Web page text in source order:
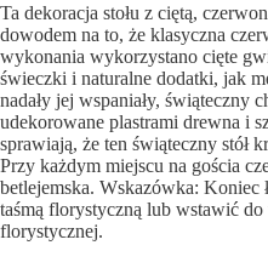
Ta dekoracja stołu z ciętą,
dowodem na to, że klasyczna
wykonania wykorzystano cięte
świeczki i naturalne dodatki, jak
nadały jej wspaniały, świąteczny
udekorowane plastrami drewna i
sprawiają, że ten świąteczny stół
Przy każdym miejscu na gościa
betlejemska. Wskazówka: Koniec
taśmą florystyczną lub wstawić
florystycznej.